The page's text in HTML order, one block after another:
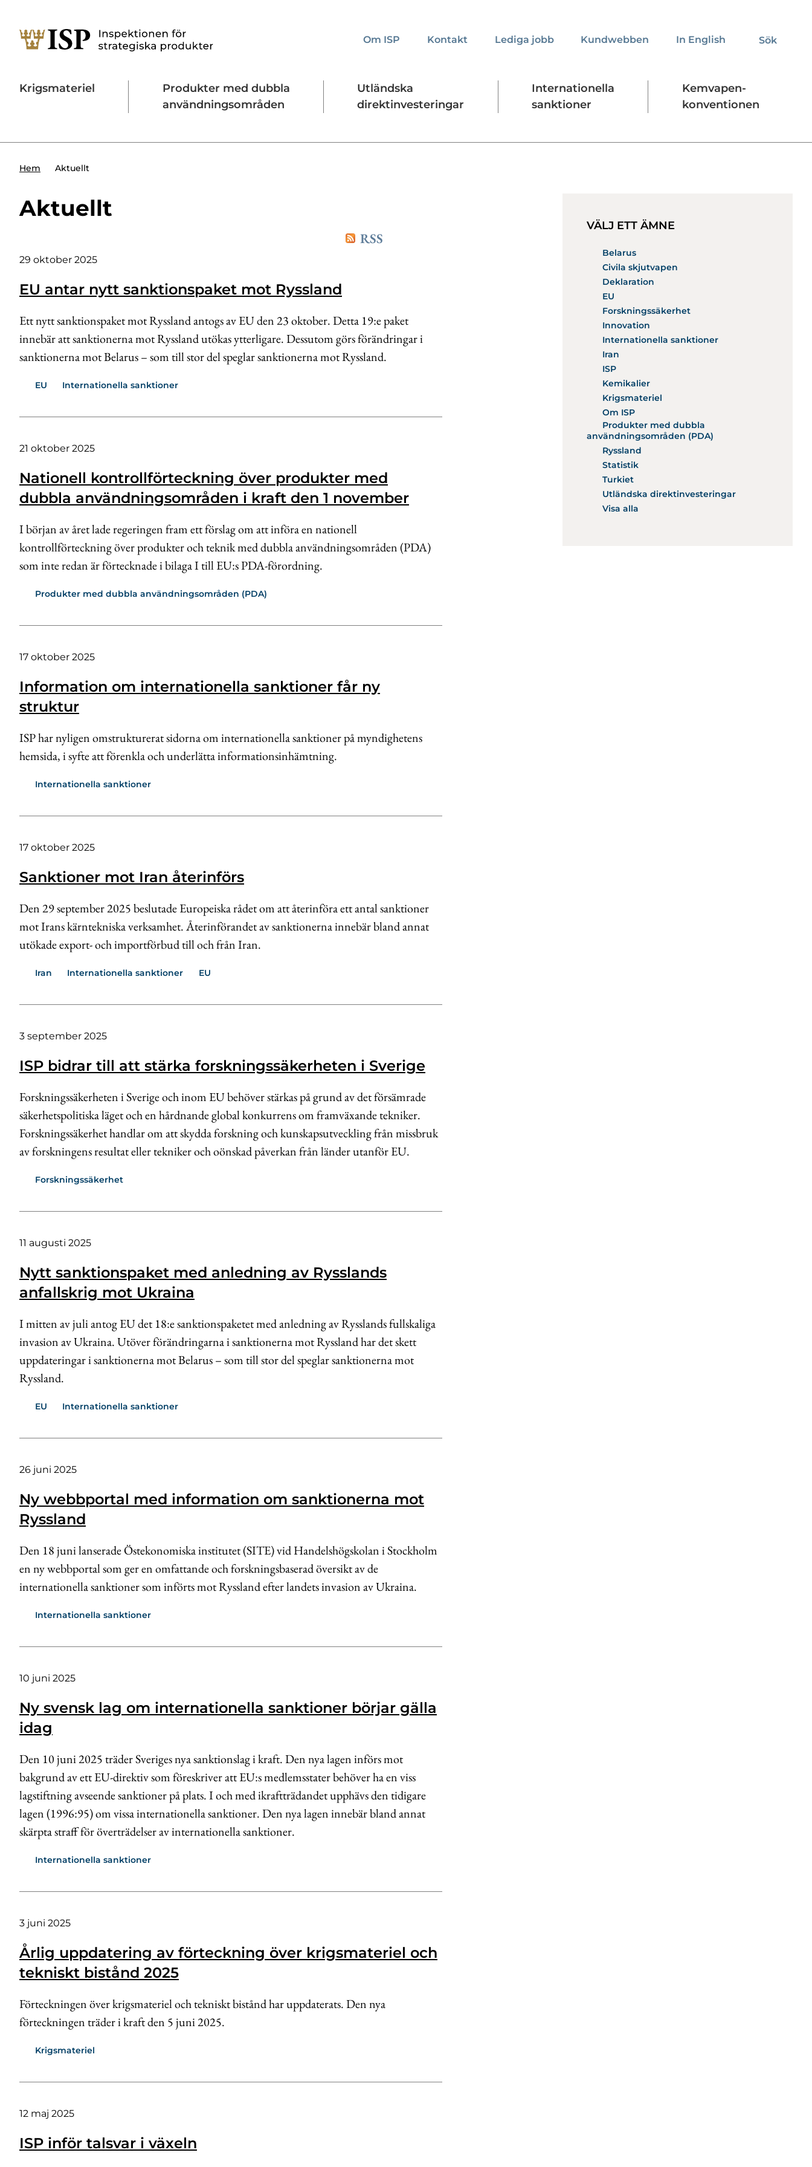
Utländska direktinvesteringar Kontakta oss Presskontakt Forskningssäkerhet Regelverk
Om ISP Kontakt Lediga jobb Kundwebben In English Sök
Krigsmateriel
Produkter med dubbla
användningsområden
Utländska
direktinvesteringar
Internationella
sanktioner
Kemvapen-
konventionen
Hem Aktuellt
Aktuellt
RSS
29 oktober 2025
EU antar nytt sanktionspaket mot Ryssland
Ett nytt sanktionspaket mot Ryssland antogs av EU den 23 oktober. Detta 19:e paket
innebär att sanktionerna mot Ryssland utökas ytterligare. Dessutom görs förändringar i
sanktionerna mot Belarus – som till stor del speglar sanktionerna mot Ryssland.
EU Internationella sanktioner
21 oktober 2025
Nationell kontrollförteckning över produkter med
dubbla användningsområden i kraft den 1 november
I början av året lade regeringen fram ett förslag om att införa en nationell
kontrollförteckning över produkter och teknik med dubbla användningsområden (PDA)
som inte redan är förtecknade i bilaga I till EU:s PDA-förordning.
Produkter med dubbla användningsområden (PDA)
17 oktober 2025
Information om internationella sanktioner får ny
struktur
ISP har nyligen omstrukturerat sidorna om internationella sanktioner på myndighetens
hemsida, i syfte att förenkla och underlätta informationsinhämtning.
Internationella sanktioner
17 oktober 2025
Sanktioner mot Iran återinförs
Den 29 september 2025 beslutade Europeiska rådet om att återinföra ett antal sanktioner
mot Irans kärntekniska verksamhet. Återinförandet av sanktionerna innebär bland annat
utökade export- och importförbud till och från Iran.
Iran Internationella sanktioner EU
3 september 2025
ISP bidrar till att stärka forskningssäkerheten i Sverige
Forskningssäkerheten i Sverige och inom EU behöver stärkas på grund av det försämrade
säkerhetspolitiska läget och en hårdnande global konkurrens om framväxande tekniker.
Forskningssäkerhet handlar om att skydda forskning och kunskapsutveckling från missbruk
av forskningens resultat eller tekniker och oönskad påverkan från länder utanför EU.
Forskningssäkerhet
11 augusti 2025
Nytt sanktionspaket med anledning av Rysslands
anfallskrig mot Ukraina
I mitten av juli antog EU det 18:e sanktionspaketet med anledning av Rysslands fullskaliga
invasion av Ukraina. Utöver förändringarna i sanktionerna mot Ryssland har det skett
uppdateringar i sanktionerna mot Belarus – som till stor del speglar sanktionerna mot
Ryssland.
EU Internationella sanktioner
26 juni 2025
Ny webbportal med information om sanktionerna mot
Ryssland
Den 18 juni lanserade Östekonomiska institutet (SITE) vid Handelshögskolan i Stockholm
en ny webbportal som ger en omfattande och forskningsbaserad översikt av de
internationella sanktioner som införts mot Ryssland efter landets invasion av Ukraina.
Internationella sanktioner
10 juni 2025
Ny svensk lag om internationella sanktioner börjar gälla
idag
Den 10 juni 2025 träder Sveriges nya sanktionslag i kraft. Den nya lagen införs mot
bakgrund av ett EU-direktiv som föreskriver att EU:s medlemsstater behöver ha en viss
lagstiftning avseende sanktioner på plats. I och med ikraftträdandet upphävs den tidigare
lagen (1996:95) om vissa internationella sanktioner. Den nya lagen innebär bland annat
skärpta straff för överträdelser av internationella sanktioner.
Internationella sanktioner
3 juni 2025
Årlig uppdatering av förteckning över krigsmateriel och
tekniskt bistånd 2025
Förteckningen över krigsmateriel och tekniskt bistånd har uppdaterats. Den nya
förteckningen träder i kraft den 5 juni 2025.
Krigsmateriel
12 maj 2025
ISP inför talsvar i växeln
VÄLJ ETT ÄMNE
Belarus
Civila skjutvapen
Deklaration
EU
Forskningssäkerhet
Innovation
Internationella sanktioner
Iran
ISP
Kemikalier
Krigsmateriel
Om ISP
Produkter med dubbla
användningsområden (PDA)
Ryssland
Statistik
Turkiet
Utländska direktinvesteringar
Visa alla